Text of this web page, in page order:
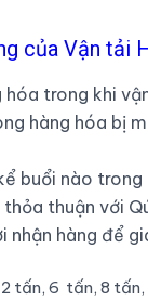
của Vận tải
trong khi
hàng hóa bị
buổi nào
thuận với
nhận hàng để
tấn, 6 tấn, 8